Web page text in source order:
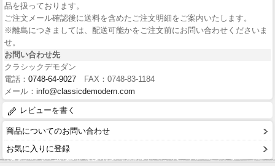
品を扱っております。
ご注文メール確認後に送料を含めたご注文明細をご案内いたします。
※離島につきましては、配送可能かをご注文前にお問い合わせくださいま
せ。
お問い合わせ先
クラシックデモダン
電話： 0748-64-9027 FAX：0748-83-1184
メール： info@classicdemodern.com
レビューを書く
商品についてのお問い合わせ
お気に入りに登録